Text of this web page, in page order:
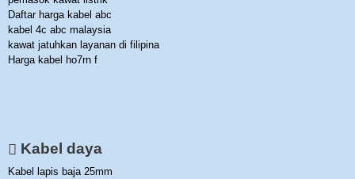
Daftar harga kabel abc
kabel 4c abc malaysia
kawat jatuhkan layanan di filipina
Harga kabel ho7rn f
Kabel daya
Kabel lapis baja 25mm